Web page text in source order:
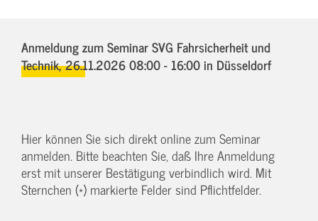
Anmeldung zum Seminar SVG Fahrsicherheit und
Technik,26.11.2026 08:00 - 16:00in Düsseldorf
Hier können Sie sich direkt online zum Seminar
anmelden. Bitte beachten Sie, daß Ihre Anmeldung
erst mit unserer Bestätigung verbindlich wird. Mit
Sternchen (*) markierte Felder sind Pflichtfelder.